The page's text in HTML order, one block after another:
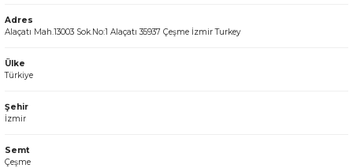
Adres
Alaçatı Mah.13003 Sok.No:1 Alaçatı 35937 Çeşme İzmir Turkey
Ülke
Türkiye
Şehir
İzmir
Semt
Çeşme